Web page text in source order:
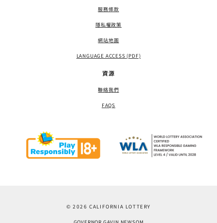
服務條款
隱私權政策
網站地圖
LANGUAGE ACCESS (PDF)
資源
聯絡我們
FAQS
© 2026 CALIFORNIA LOTTERY